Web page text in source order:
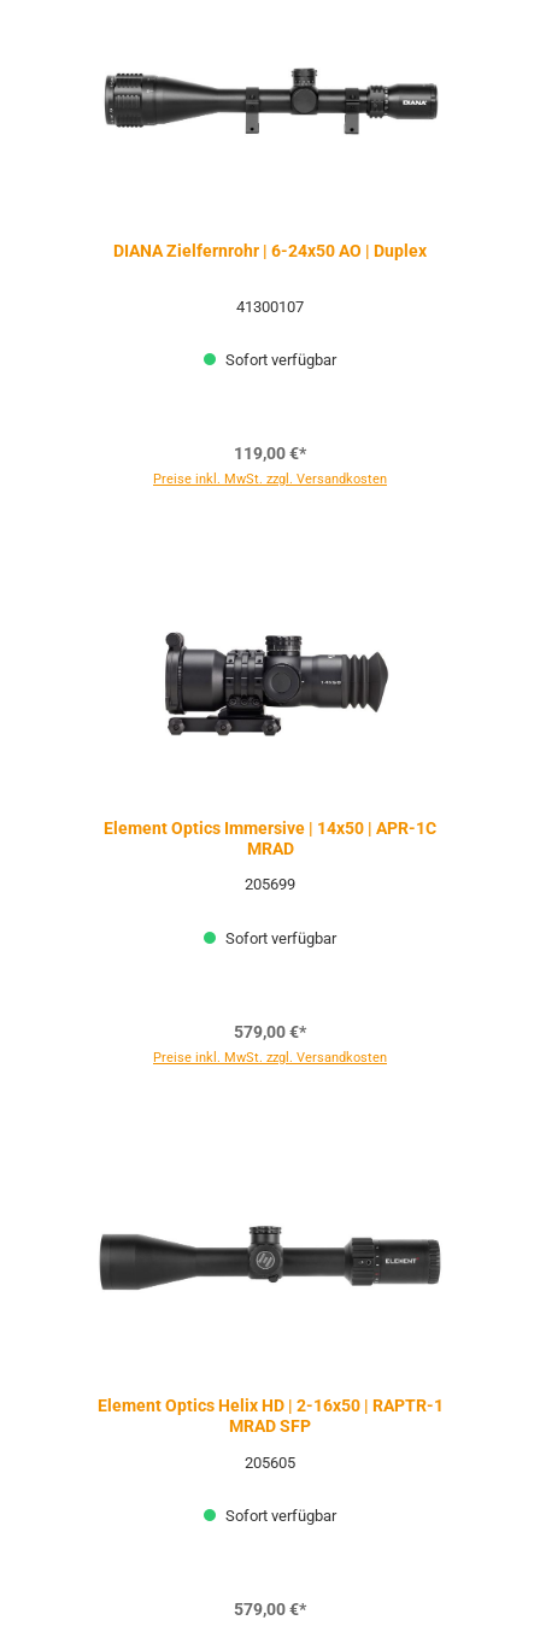
DIANA Zielfernrohr | 6-24x50 AO | Duplex
41300107
Sofort verfügbar
119,00 €*
Preise inkl. MwSt. zzgl. Versandkosten
Element Optics Immersive | 14x50 | APR-1C
MRAD
205699
Sofort verfügbar
579,00 €*
Preise inkl. MwSt. zzgl. Versandkosten
Element Optics Helix HD | 2-16x50 | RAPTR-1
MRAD SFP
205605
Sofort verfügbar
579,00 €*